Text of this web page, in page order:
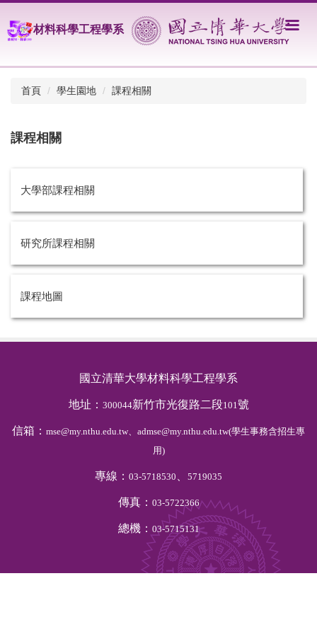
到
主
內
材料科學工程學系
首頁 學生園地 課程相關
課程相關
大學部課程相關
研究所課程相關
課程地圖
國立清華大學材料科學工程學系
地址： 300044新竹市光復路二段101號
信箱： mse@my.nthu.edu.tw、admse@my.nthu.edu.tw(學生事務含招生專
用)
專線： 03-5718530 、 5719035
傳真： 03-5722366
總機： 03-5715131